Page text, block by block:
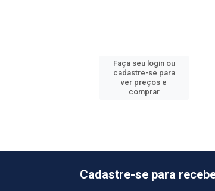
Faça seu login ou
cadastre-se para
ver preços e
comprar
Cadastre-se para